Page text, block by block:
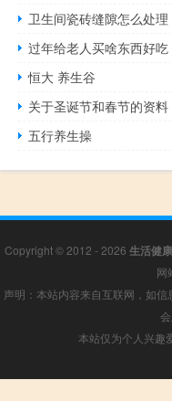
卫生间瓷砖缝隙怎么处理
过年给老人买啥东西好吃
恒大 养生谷
关于圣诞节和春节的资料
五行养生操
Copyright © 2012 - 2026 生活健
网
声明：本站内容来自互联网，如
本站仅为个人兴趣